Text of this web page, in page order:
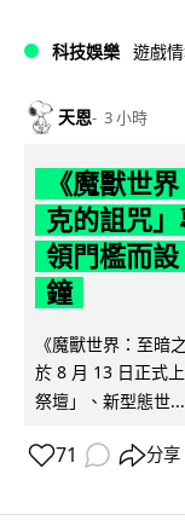
科技娛樂 遊戲
天恩 3 小時
《魔獸世
克的詛咒
領門檻而
鐘
《魔獸世界：至暗
於 8 月 13 日正式
祭壇」、新型態世...
71 分享